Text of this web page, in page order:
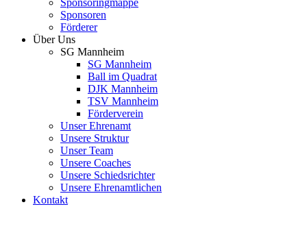
Sponsoringmappe
Sponsoren
Förderer
Über Uns
SG Mannheim
SG Mannheim
Ball im Quadrat
DJK Mannheim
TSV Mannheim
Förderverein
Unser Ehrenamt
Unsere Struktur
Unser Team
Unsere Coaches
Unsere Schiedsrichter
Unsere Ehrenamtlichen
Kontakt